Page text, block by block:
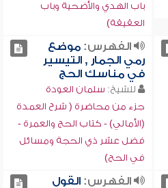
باب الهدي والأضحية وباب
العقيقة)
الفهرس:موضع
رمي الجمار , التيسير
في مناسك الحج
للشيخ: سلمان العودة
جزء من محاضرة ( شرح العمدة
(الأمالي) - كتاب الحج والعمرة -
فضل عشر ذي الحجة ومسائل
في الحج)
الفهرس:القول